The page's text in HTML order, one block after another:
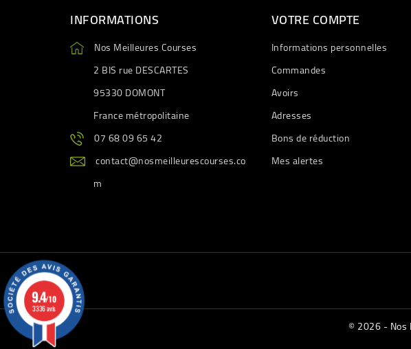
INFORMATIONS
Nos Meilleures Courses
2 BIS rue DESCARTES
95330 DOMONT
France métropolitaine
07 68 09 65 42
contact@nosmeilleurescourses.co
m
VOTRE COMPTE
Informations personnelles
Commandes
Avoirs
Adresses
Bons de réduction
Mes alertes
© 2026 - Nos
9.4/10
3336 avis